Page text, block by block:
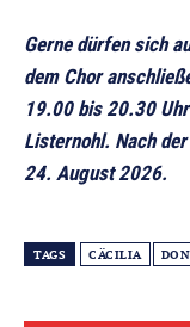
Gerne dürfen sich
dem Chor
19.00 bis 20.30
Listernohl. Nach
24. August 2026.
TAGS CÄCILIA